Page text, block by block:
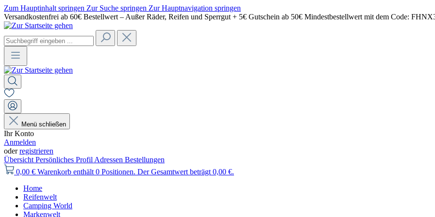
Zum Hauptinhalt springen Zur Suche springen Zur Hauptnavigation springen
Versandkostenfrei ab 60€ Bestellwert – Außer Räder, Reifen und Sperrgut + 5€ Gutschein ab 50€ Mindestbestellwert mit dem Code:
Menü schließen
Ihr Konto
Anmelden
oderregistrieren
Übersicht Persönliches Profil Adressen Bestellungen
0,00 € Warenkorb enthält 0 Positionen. Der Gesamtwert beträgt 0,00 €.
Home
Reifenwelt
Camping World
Markenwelt